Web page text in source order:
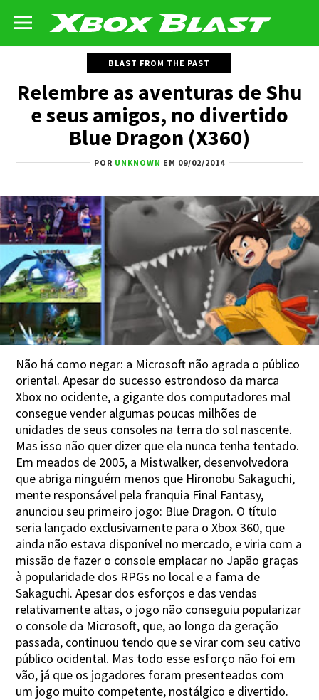
BLAST FROM THE PAST
Relembre as aventuras de Shu
e seus amigos, no divertido
Blue Dragon (X360)
POR UNKNOWN EM 09/02/2014
Não há como negar: a Microsoft não agrada o público
oriental. Apesar do sucesso estrondoso da marca
Xbox no ocidente, a gigante dos computadores mal
consegue vender algumas poucas milhões de
unidades de seus consoles na terra do sol nascente.
Mas isso não quer dizer que ela nunca tenha tentado.
Em meados de 2005, a Mistwalker, desenvolvedora
que abriga ninguém menos que Hironobu Sakaguchi,
mente responsável pela franquia Final Fantasy,
anunciou seu primeiro jogo: Blue Dragon. O título
seria lançado exclusivamente para o Xbox 360, que
ainda não estava disponível no mercado, e viria com a
missão de fazer o console emplacar no Japão graças
à popularidade dos RPGs no local e a fama de
Sakaguchi. Apesar dos esforços e das vendas
relativamente altas, o jogo não conseguiu popularizar
o console da Microsoft, que, ao longo da geração
passada, continuou tendo que se virar com seu cativo
público ocidental. Mas todo esse esforço não foi em
vão, já que os jogadores foram presenteados com
um jogo muito competente, nostálgico e divertido.